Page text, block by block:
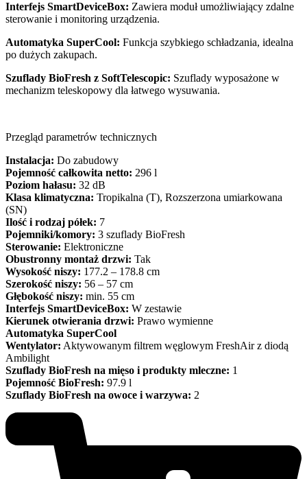
Interfejs SmartDeviceBox: Zawiera moduł umożliwiający zdalne
sterowanie i monitoring urządzenia.
Automatyka SuperCool: Funkcja szybkiego schładzania, idealna
po dużych zakupach.
Szuflady BioFresh z SoftTelescopic: Szuflady wyposażone w
mechanizm teleskopowy dla łatwego wysuwania.
Przegląd parametrów technicznych
Instalacja: Do zabudowy
Pojemność całkowita netto: 296 l
Poziom hałasu: 32 dB
Klasa klimatyczna: Tropikalna (T), Rozszerzona umiarkowana
(SN)
Ilość i rodzaj półek: 7
Pojemniki/komory: 3 szuflady BioFresh
Sterowanie: Elektroniczne
Obustronny montaż drzwi: Tak
Wysokość niszy: 177.2 – 178.8 cm
Szerokość niszy: 56 – 57 cm
Głębokość niszy: min. 55 cm
Interfejs SmartDeviceBox: W zestawie
Kierunek otwierania drzwi: Prawo wymienne
Automatyka SuperCool
Wentylator: Aktywowanym filtrem węglowym FreshAir z diodą
Ambilight
Szuflady BioFresh na mięso i produkty mleczne: 1
Pojemność BioFresh: 97.9 l
Szuflady BioFresh na owoce i warzywa: 2